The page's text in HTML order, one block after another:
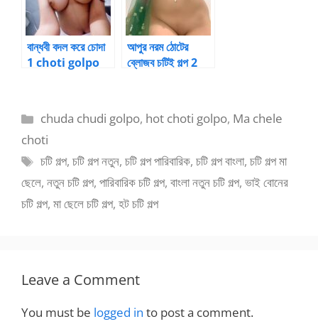
বান্ধবী বদল করে চোদা
1 choti golpo
আপুর নরম ঠোটের
ব্লোজব চটিই গল্প 2
Categories
chuda chudi golpo, hot choti golpo, Ma chele
choti
Tags
চটি গল্প,চটি গল্প নতুন,চটি গল্প পারিবারিক,চটি গল্প বাংলা,চটি গল্প মা
ছেলে, নতুন চটি গল্প, পারিবারিক চটি গল্প, বাংলা নতুন চটি গল্প, ভাই বোনের
চটি গল্প, মা ছেলে চটি গল্প, হট চটি গল্প
Leave a Comment
You must be logged in to post a comment.